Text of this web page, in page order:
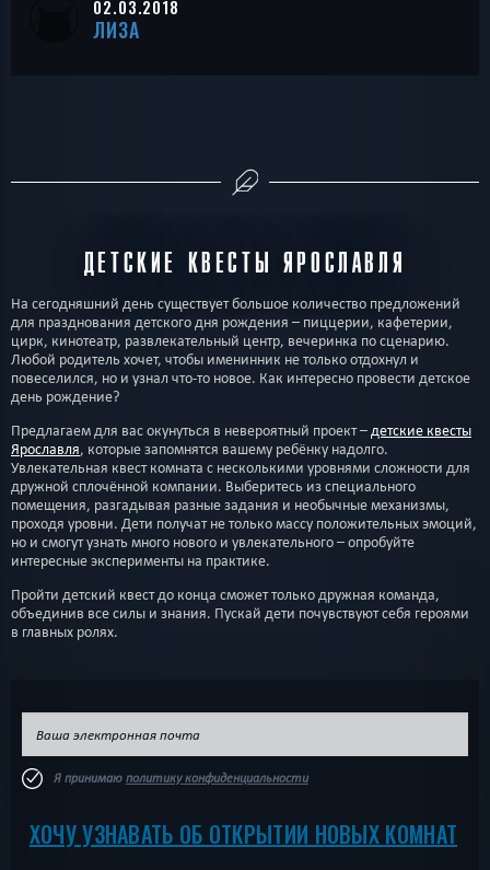
02.03.2018
ЛИЗА
ДЕТСКИЕ КВЕСТЫ ЯРОСЛАВЛЯ
На сегодняшний день существует большое количество предложений
для празднования детского дня рождения – пиццерии, кафетерии,
цирк, кинотеатр, развлекательный центр, вечеринка по сценарию.
Любой родитель хочет, чтобы именинник не только отдохнул и
повеселился, но и узнал что-то новое. Как интересно провести детское
день рождение?
Предлагаем для вас окунуться в невероятный проект –детские квесты
Ярославля, которые запомнятся вашему ребёнку надолго.
Увлекательная квест комната с несколькими уровнями сложности для
дружной сплочённой компании. Выберитесь из специального
помещения, разгадывая разные задания и необычные механизмы,
проходя уровни. Дети получат не только массу положительных эмоций,
но и смогут узнать много нового и увлекательного – опробуйте
интересные эксперименты на практике.
Пройти детский квест до конца сможет только дружная команда,
объединив все силы и знания. Пускай дети почувствуют себя героями
в главных ролях.
Я принимаю политику конфиденциальности
ХОЧУ УЗНАВАТЬ ОБ ОТКРЫТИИ НОВЫХ КОМНАТ